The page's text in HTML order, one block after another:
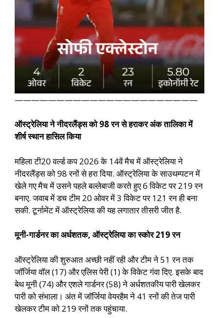
——————————————————————
ऑस्ट्रेलिया ने नीदरलैंड्स को 98 रन से हराकर अंक तालिका में
शीर्ष स्थान हासिल किया
महिला टी20 वर्ल्ड कप 2026 के 14वें मैच में ऑस्ट्रेलिया ने
नीदरलैंड्स को 98 रनों से हरा दिया. ऑस्ट्रेलिया के साउथम्पटन में
खेले गए मैच में उसने पहले बल्लेबाजी करते हुए 6 विकेट पर 219 रन
बनाए. जवाब में डच टीम 20 ओवर में 3 विकेट पर 121 रन ही बना
सकी. टूर्नामेंट में ऑस्ट्रेलिया की यह लगातार तीसरी जीत है.
मूनी-गार्डनर का अर्धशतक, ऑस्ट्रेलिया का स्कोर 219 रन
ऑस्ट्रेलिया की शुरुआत अच्छी नहीं रही और टीम ने 51 रन तक
जॉर्जिया वॉल (17) और एलिस पेरी (1) के विकेट गंवा दिए. इसके बाद
बेथ मूनी (74) और एशले गार्डनर (58) ने अर्धशतकीय पारी खेलकर
पारी को संभाला। अंत में जॉर्जिया वेयरहैम ने 41 रनों की तेज पारी
खेलकर टीम को 219 रनों तक पहुंचाया.